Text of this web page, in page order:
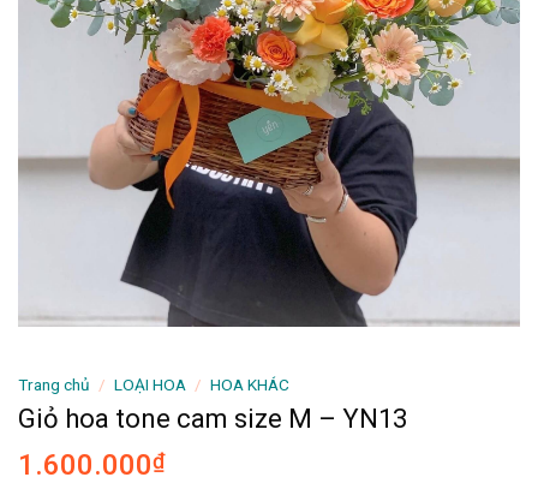
Trang chủ / LOẠI HOA / HOA KHÁC
Giỏ hoa tone cam size M – YN13
1.600.000₫